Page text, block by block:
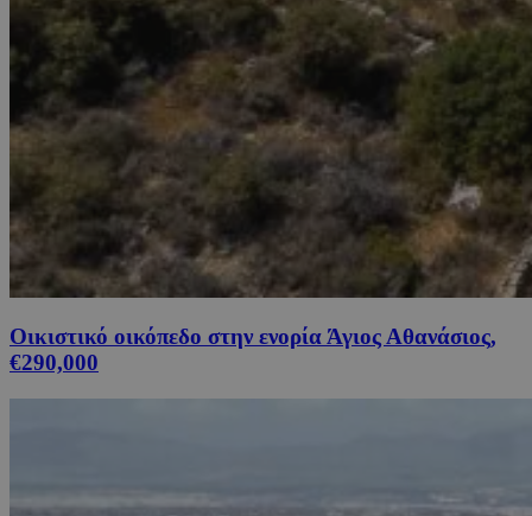
Οικιστικό οικόπεδο στην ενορία Άγιος Αθανάσιος,
€290,000